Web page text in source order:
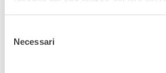
delNecessariall’evento